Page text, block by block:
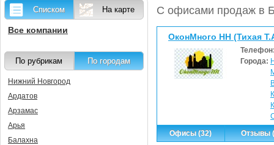
С офисами продаж в
ОконМного НН (Тихая
Города:
Офисы (32)
Отзывы
Списком На карте
Все компании
По рубрикам По городам
Нижний Новгород
Ардатов
Арзамас
Арья
Балахна